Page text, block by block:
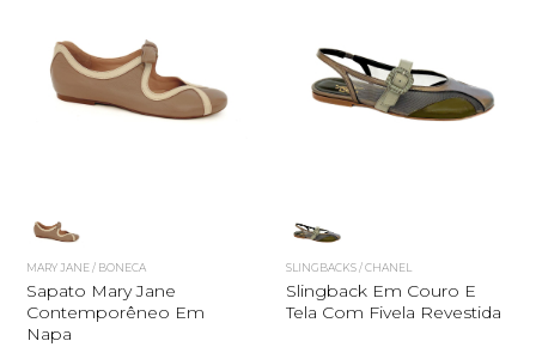
MARY JANE / BONECA
Sapato Mary Jane
Contemporêneo Em
Napa
SLINGBACKS / CHANEL
Slingback Em Couro E
Tela Com Fivela Revestida